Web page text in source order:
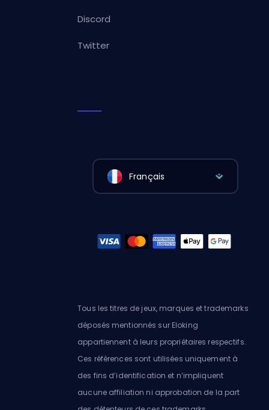
Discord
Twitter
Français
Tous les titres de jeux, marques et trademarks
déposés mentionnés sur Eloking
appartiennent à leurs propriétaires respectifs.
Ces références sont utilisées uniquement à
des fins d’identification et n’impliquent
aucune affiliation ni approbation de la part